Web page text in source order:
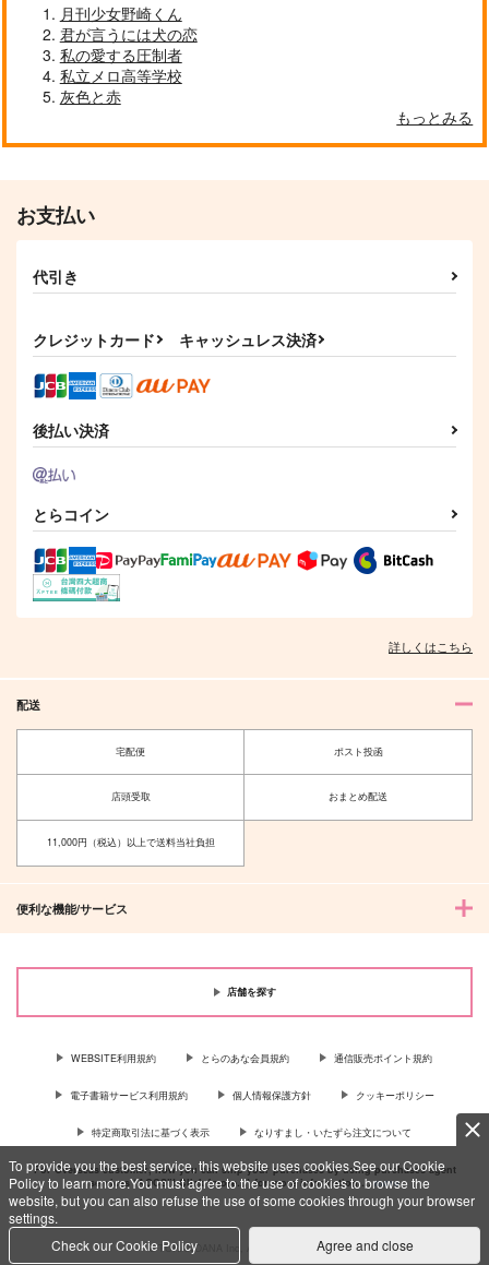
To provide you the best service, this website uses cookies.See our Cookie
Policy to learn more.You must agree to the use of cookies to browse the
website, but you can also refuse the use of some cookies through your browser
settings.
Check our Cookie Policy
Agree and close
月刊少女野崎くん
君が言うには犬の恋
私の愛する圧制者
私立メロ高等学校
灰色と赤
もっとみる
お支払い
代引き
クレジットカード キャッシュレス決済
後払い決済
とらコイン
詳しくはこちら
配送
宅配便 ポスト投函
店頭受取 おまとめ配送
11,000円（税込）以上で送料当社負担
便利な機能/サービス
店舗を探す
WEBSITE利用規約 とらのあな会員規約 通信販売ポイント規約
電子書籍サービス利用規約 個人情報保護方針 クッキーポリシー
特定商取引法に基づく表示 なりすまし・いたずら注文について
For Overseas customer, now you can ship your purchases by using purchases agent
services “AOCS”! Click {more…} for more information …more
c TORANOANA Inc, All Rights Reserved.